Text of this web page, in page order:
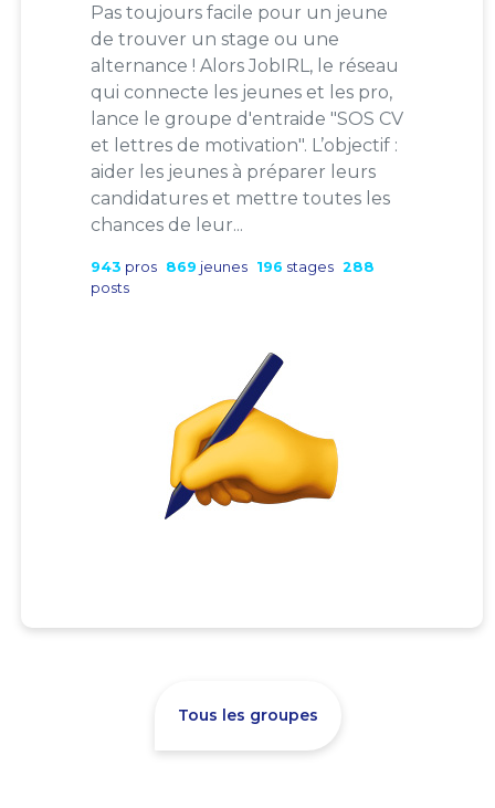
Pas toujours facile pour un jeune
de trouver un stage ou une
alternance ! Alors JobIRL, le réseau
qui connecte les jeunes et les pro,
lance le groupe d'entraide "SOS CV
et lettres de motivation". L’objectif :
aider les jeunes à préparer leurs
candidatures et mettre toutes les
chances de leur...
943 pros 869 jeunes 196 stages 288
posts
Tous les groupes